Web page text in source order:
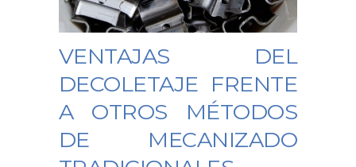
VENTAJAS DEL
DECOLETAJE FRENTE
A OTROS MÉTODOS
DE MECANIZADO